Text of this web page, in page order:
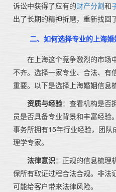
诉讼中获得了应有的财产分割和
出了长期的精神折磨，重新找回
二、如何选择专业的上海婚
在上海这个竞争激烈的市场
不齐。选择一家专业、合法、有
重要。以下是选择上海婚姻信息
资质与经验：查看机构是否
员是否具备专业背景和丰富经验
事务所拥有15年行业经验，团
理学专家。
法律意识：正规的信息梳理
保所有取证过程合法合规。非法
可能给客户带来法律风险。